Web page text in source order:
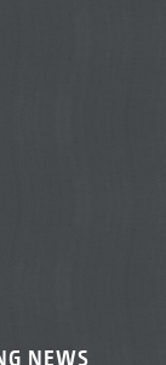
NEWS